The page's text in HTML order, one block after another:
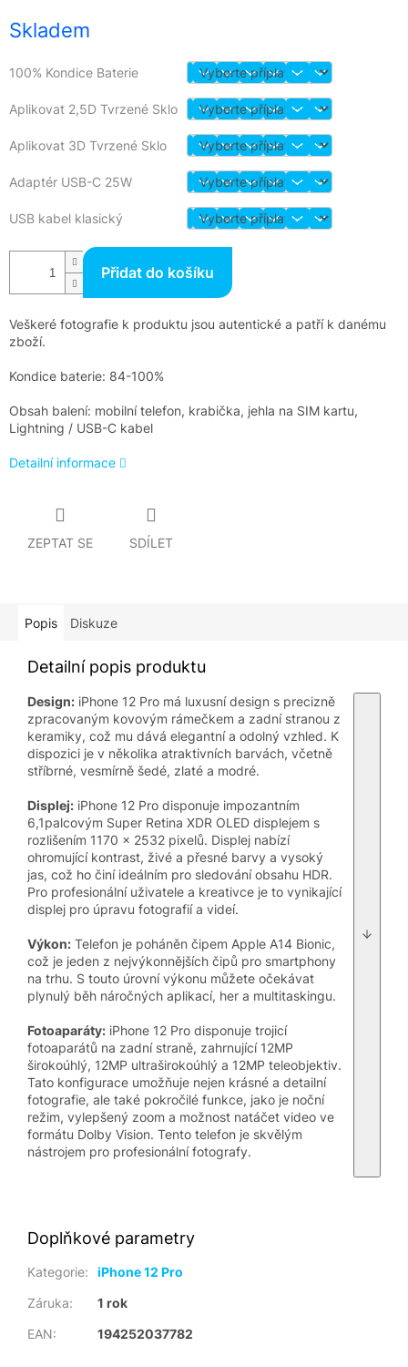
cena:
Skladem
100% Kondice Baterie
Aplikovat 2,5D Tvrzené Sklo
Aplikovat 3D Tvrzené Sklo
Adaptér USB-C 25W
USB kabel klasický
Přidat do košíku
Veškeré fotografie k produktu jsou autentické a patří k danému
zboží.
Kondice baterie: 84-100%
Obsah balení: mobilní telefon, krabička, jehla na SIM kartu,
Lightning / USB-C kabel
Detailní informace
ZEPTAT SE SDÍLET
Popis Diskuze
Detailní popis produktu
Design: iPhone 12 Pro má luxusní design s precizně
zpracovaným kovovým rámečkem a zadní stranou z
keramiky, což mu dává elegantní a odolný vzhled. K
dispozici je v několika atraktivních barvách, včetně
stříbrné, vesmírně šedé, zlaté a modré.
Displej: iPhone 12 Pro disponuje impozantním
6,1palcovým Super Retina XDR OLED displejem s
rozlišením 1170 x 2532 pixelů. Displej nabízí
ohromující kontrast, živé a přesné barvy a vysoký
jas, což ho činí ideálním pro sledování obsahu HDR.
Pro profesionální uživatele a kreativce je to vynikající
displej pro úpravu fotografií a videí.
Výkon: Telefon je poháněn čipem Apple A14 Bionic,
což je jeden z nejvýkonnějších čipů pro smartphony
na trhu. S touto úrovní výkonu můžete očekávat
plynulý běh náročných aplikací, her a multitaskingu.
Fotoaparáty: iPhone 12 Pro disponuje trojicí
fotoaparátů na zadní straně, zahrnující 12MP
širokoúhlý, 12MP ultraširokoúhlý a 12MP teleobjektiv.
Tato konfigurace umožňuje nejen krásné a detailní
fotografie, ale také pokročilé funkce, jako je noční
režim, vylepšený zoom a možnost natáčet video ve
formátu Dolby Vision. Tento telefon je skvělým
nástrojem pro profesionální fotografy.
Doplňkové parametry
Kategorie:
iPhone 12 Pro
Záruka:
1 rok
EAN: 194252037782